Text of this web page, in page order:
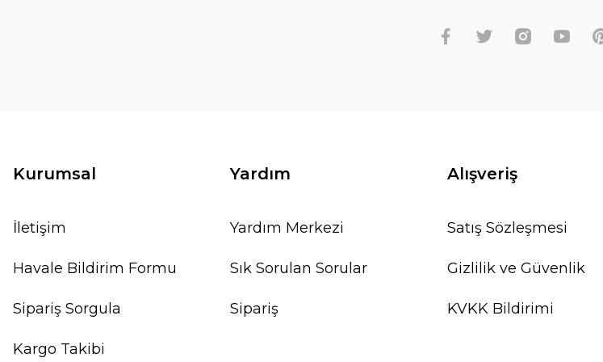
Kurumsal
İletişim
Havale Bildirim Formu
Sipariş Sorgula
Kargo Takibi
Yardım
Yardım Merkezi
Sık Sorulan Sorular
Sipariş
Alışveriş
Satış Sözleşmesi
Gizlilik ve Güvenlik
KVKK Bildirimi